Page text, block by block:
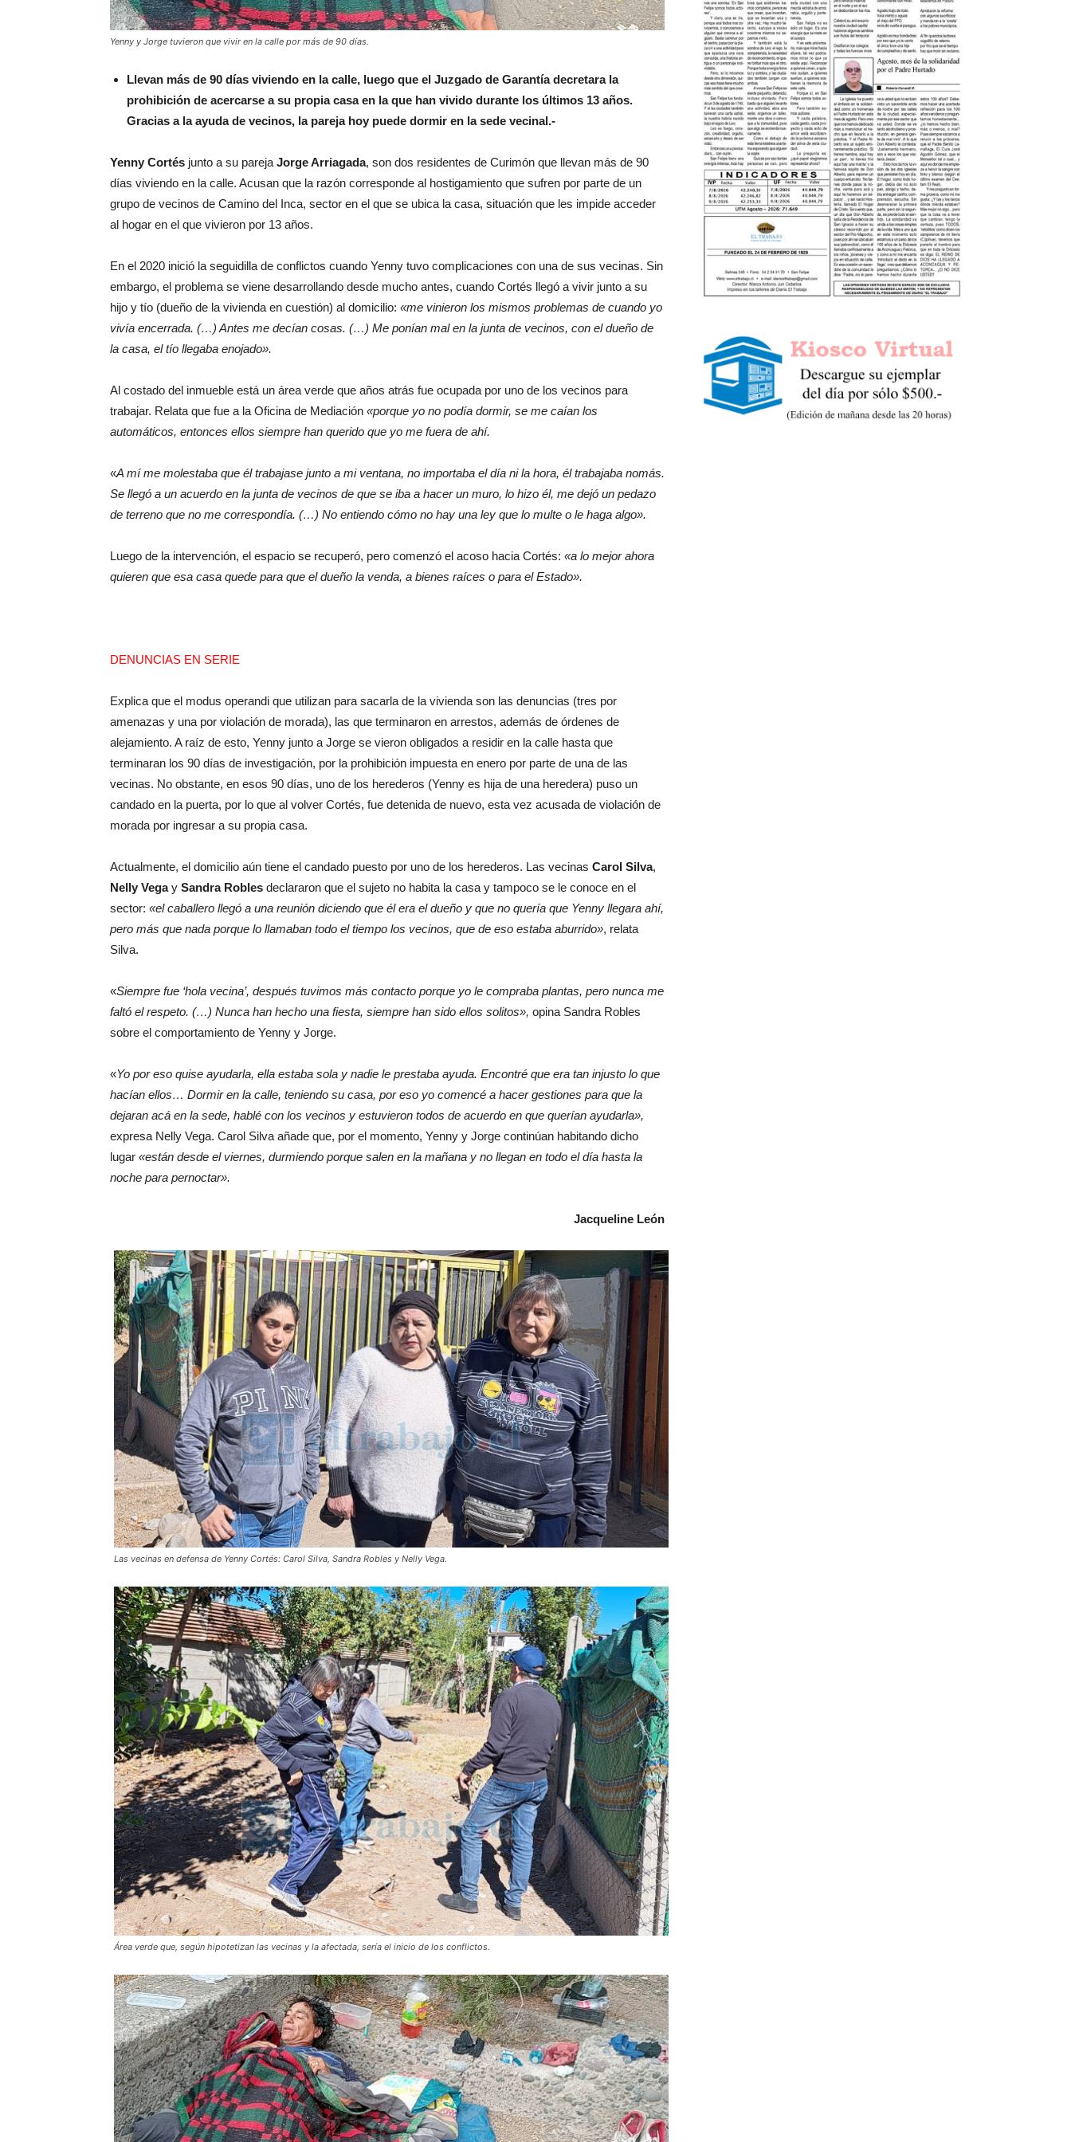
Yenny y Jorge tuvieron que vivir en la calle por más de 90 días.
Llevan más de 90 días viviendo en la calle, luego que el Juzgado de Garantíadecretara la
prohibición de acercarse a su propia casa en la que han vivido durante los últimos 13 años.
Gracias a la ayuda de vecinos, la pareja hoy puede dormir en la sede vecinal.-
Yenny Cortés junto a su pareja Jorge Arriagada, son dos residentes de Curimón que llevan más de 90
días viviendo en la calle. Acusan que la razón corresponde al hostigamiento que sufren por parte de un
grupo de vecinos de Camino del Inca, sector en el que se ubica la casa, situación que les impide acceder
al hogar en el que vivieron por 13 años.
En el 2020 inició la seguidilla de conflictos cuando Yenny tuvo complicaciones con una de sus vecinas. Sin
embargo, el problema se viene desarrollando desde mucho antes, cuando Cortés llegó a vivir junto a su
hijo y tío (dueño de la vivienda en cuestión) al domicilio: «me vinieron los mismos problemas de cuando yo
vivía encerrada. (…) Antes me decían cosas. (…) Me ponían mal en la junta de vecinos, con el dueño de
la casa, el tío llegaba enojado».
Al costado del inmueble está un área verde que años atrás fue ocupada por uno de los vecinos para
trabajar. Relata que fue a la Oficina de Mediación «porque yo no podía dormir, se me caían los
automáticos, entonces ellos siempre han querido que yo me fuera de ahí.
«A mí me molestaba que él trabajase junto a mi ventana, no importaba el día ni la hora, él trabajaba nomás.
Se llegó a un acuerdo en la junta de vecinos de que se iba a hacer un muro, lo hizo él, me dejó un pedazo
de terreno que no me correspondía. (…) No entiendo cómo no hay una ley que lo multe o le haga algo».
Luego de la intervención, el espacio se recuperó, pero comenzó el acoso hacia Cortés: «a lo mejor ahora
quieren que esa casa quede para que el dueño la venda, a bienes raíces o para el Estado».
DENUNCIAS EN SERIE
Explica que el modus operandi que utilizan para sacarla de la vivienda son las denuncias (tres por
amenazas y una por violación de morada), las que terminaron en arrestos, además de órdenes de
alejamiento. A raíz de esto, Yenny junto a Jorge se vieron obligados a residir en la calle hasta que
terminaran los 90 días de investigación, por la prohibición impuesta en enero por parte de una de las
vecinas. No obstante, en esos 90 días, uno de los herederos (Yenny es hija de una heredera) puso un
candado en la puerta, por lo que al volver Cortés, fue detenida de nuevo, esta vez acusada de violación de
morada por ingresar a su propia casa.
Actualmente, el domicilio aún tiene el candado puesto por uno de los herederos. Las vecinas Carol Silva,
Nelly Vegay Sandra Robles declararon que el sujeto no habita la casa y tampoco se le conoce en el
sector: «el caballero llegó a una reunión diciendo que él era el dueño y que no quería que Yenny llegara ahí,
pero más que nada porque lo llamaban todo el tiempo los vecinos, que de eso estaba aburrido», relata
Silva.
«Siempre fue ‘hola vecina’, después tuvimos más contacto porque yo le compraba plantas, pero nunca me
faltó el respeto. (…) Nunca han hecho una fiesta, siempre han sido ellos solitos», opina Sandra Robles
sobre el comportamiento de Yenny y Jorge.
«Yo por eso quise ayudarla, ella estaba sola y nadie le prestaba ayuda. Encontré que era tan injusto lo que
hacían ellos… Dormir en la calle, teniendo su casa, por eso yo comencé a hacer gestiones para que la
dejaran acá en la sede, hablé con los vecinos y estuvieron todos de acuerdo en que querían ayudarla»,
expresa Nelly Vega. Carol Silva añade que, por el momento, Yenny y Jorge continúan habitando dicho
lugar «están desde el viernes, durmiendo porque salen en la mañana y no llegan en todo el día hasta la
noche para pernoctar».
Jacqueline León
Las vecinas en defensa de Yenny Cortés: Carol Silva, Sandra Robles y Nelly Vega.
Área verde que, según hipotetizan las vecinas y la afectada, sería el inicio de los conflictos.